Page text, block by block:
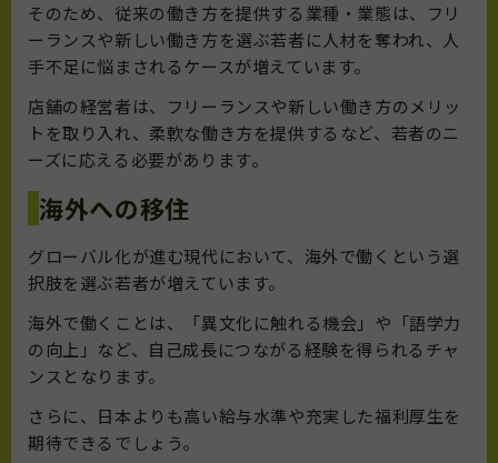
そのため、従来の働き方を提供する業種・業態は、フリ
ーランスや新しい働き方を選ぶ若者に人材を奪われ、人
手不足に悩まされるケースが増えています。
店舗の経営者は、フリーランスや新しい働き方のメリッ
トを取り入れ、柔軟な働き方を提供するなど、若者のニ
ーズに応える必要があります。
海外への移住
グローバル化が進む現代において、海外で働くという選
択肢を選ぶ若者が増えています。
海外で働くことは、「異文化に触れる機会」や「語学力
の向上」など、自己成長につながる経験を得られるチャ
ンスとなります。
さらに、日本よりも高い給与水準や充実した福利厚生を
期待できるでしょう。